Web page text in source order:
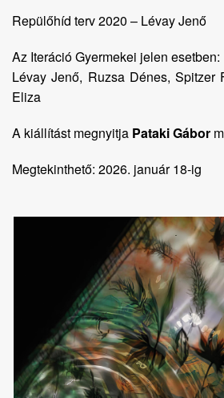
Repülőhíd terv 2020 – Lévay Jenő
Az Iteráció Gyermekei jelen esetben:
Lévay Jenő, Ruzsa Dénes, Spitzer
Eliza
A kiállítást megnyitja Pataki Gábor
Megtekinthető: 2026. január 18-ig